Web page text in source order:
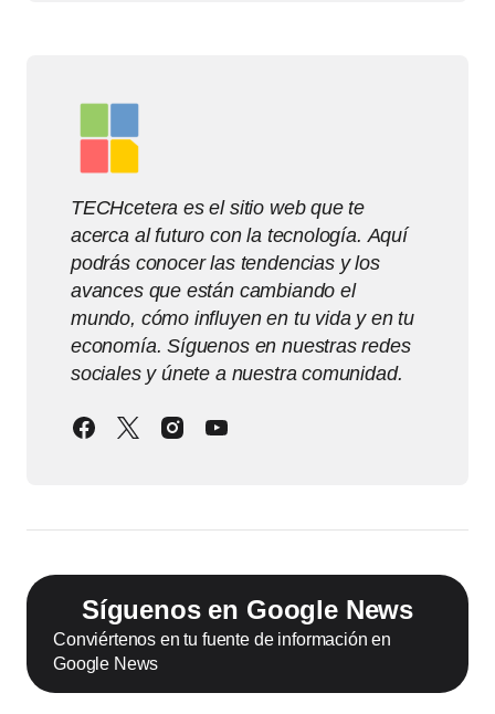
TECHcetera es el sitio web que te
acerca al futuro con la tecnología. Aquí
podrás conocer las tendencias y los
avances que están cambiando el
mundo, cómo influyen en tu vida y en tu
economía. Síguenos en nuestras redes
sociales y únete a nuestra comunidad.
Síguenos en Google News
Conviértenos en tu fuente de información en
Google News